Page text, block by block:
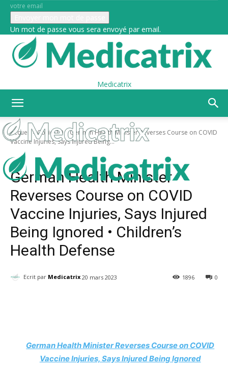
votre email
Un mot de passe vous sera envoyé par email.
Medicatrix
Accueil Covid-19
German Health Minister Reverses Course on COVID
Vaccine Injuries, Says Injured Being...
Covid-19 Effets secondaires
German Health Minister
Reverses Course on COVID
Vaccine Injuries, Says Injured
Being Ignored • Children’s
Health Defense
Ecrit par Medicatrix 20 mars 2023 0
1896
German Health Minister Reverses Course on COVID
Vaccine Injuries, Says Injured Being Ignored